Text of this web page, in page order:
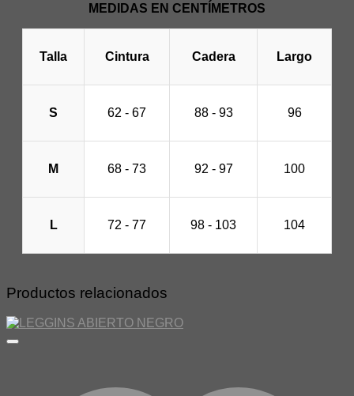
MEDIDAS EN CENTÍMETROS
Talla Cintura Cadera Largo
S 62 - 67 88 - 93 96
M 68 - 73 92 - 97 100
L 72 - 77 98 - 103 104
Productos relacionados